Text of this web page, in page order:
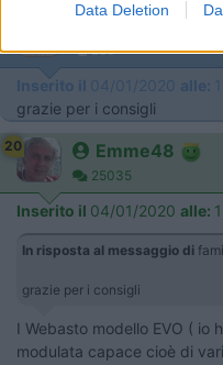
Data Deletion
286
Inserito il 04/01/2020 alle:
grazie per i consigli
20 Emme48
25035
Inserito il 04/01/2020 alle:
In risposta al messaggio di
grazie per i consigli
I Webasto modello EVO ( io
modulata capace cioè di